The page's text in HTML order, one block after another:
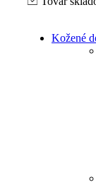
Kožené